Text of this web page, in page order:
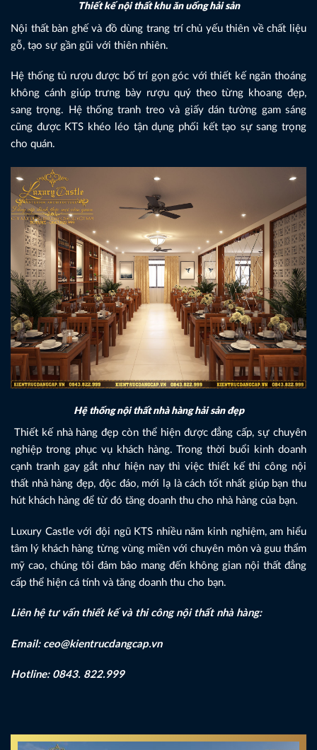
Thiết kế nội thất khu ăn uống hải sản
Nội thất bàn ghế và đồ dùng trang trí chủ yếu thiên về chất liệu
gỗ, tạo sự gần gũi với thiên nhiên.
Hệ thống tủ rượu được bố trí gọn góc với thiết kế ngăn thoáng
không cánh giúp trưng bày rượu quý theo từng khoang đẹp,
sang trọng. Hệ thống tranh treo và giấy dán tường gam sáng
cũng được KTS khéo léo tận dụng phối kết tạo sự sang trọng
cho quán.
Hệ thống nội thất nhà hàng hải sản đẹp
Thiết kế nhà hàng đẹp còn thể hiện được đẳng cấp, sự chuyên
nghiệp trong phục vụ khách hàng. Trong thời buổi kinh doanh
cạnh tranh gay gắt như hiện nay thì việc thiết kế thi công nội
thất nhà hàng đẹp, độc đáo, mới lạ là cách tốt nhất giúp bạn thu
hút khách hàng để từ đó tăng doanh thu cho nhà hàng của bạn.
Luxury Castle với đội ngũ KTS nhiều năm kinh nghiệm, am hiểu
tâm lý khách hàng từng vùng miền với chuyên môn và guu thẩm
mỹ cao, chúng tôi đảm bảo mang đến không gian nội thất đẳng
cấp thể hiện cá tính và tăng doanh thu cho bạn.
Liên hệ tư vấn thiết kế và thi công nội thất nhà hàng:
Email: ceo@kientrucdangcap.vn
Hotline: 0843. 822.999